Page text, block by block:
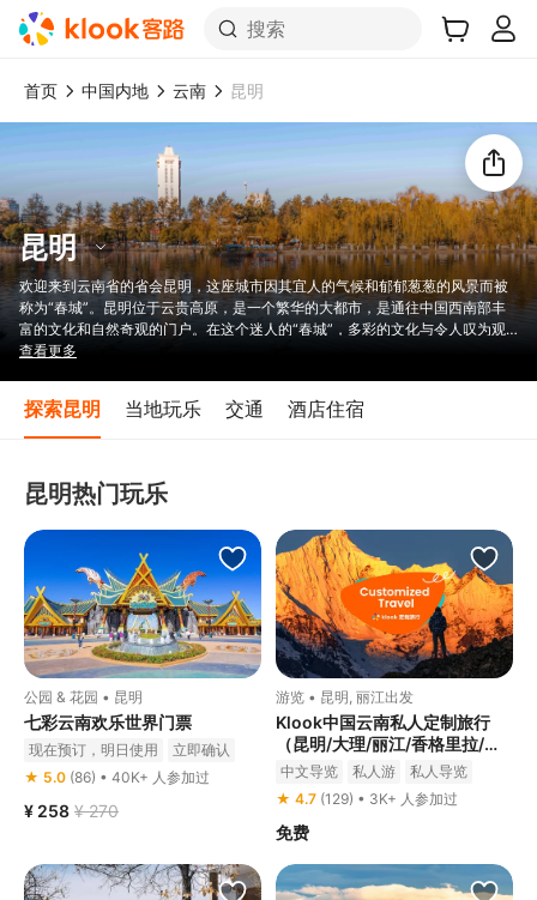
搜索
首页 中国内地 云南 昆明
昆明
欢迎来到云南省的省会昆明，这座城市因其宜人的气候和郁郁葱葱的风景而被
称为“春城”。昆明位于云贵高原，是一个繁华的大都市，是通往中国西南部丰
富的文化和自然奇观的门户。在这个迷人的“春城”，多彩的文化与令人叹为观
止的风景相遇，成为一个以丰富的历史和多样的景点而闻名的迷人目的地。无
然美景与丰富的历史文化完美融合，是探索中国的必游之地。
查看更多
探索昆明 当地玩乐 交通 酒店住宿
昆明热门玩乐
公园 & 花园 • 昆明
七彩云南欢乐世界门票
现在预订，明日使用
立即确认
★ 5.0 (86) • 40K+ 人参加过
¥ 258 ¥ 270
游览 • 昆明, 丽江出发
Klook中国云南私人定制旅行
（昆明/大理/丽江/香格里拉/西
双版纳/普洱/腾冲/建水等）
中文导览 私人游
私人导览
★ 4.7 (129) • 3K+ 人参加过
免费